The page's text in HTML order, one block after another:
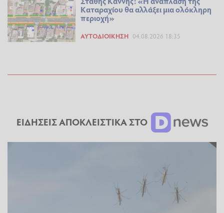
Καταραχίου θα αλλάξει μια ολόκληρη
περιοχή»
ΑΥΤΟΔΙΟΊΚΗΣΗ 04.08.2026 18:35
ΕΙΔΗΣΕΙΣ ΑΠΟΚΛΕΙΣΤΙΚΑ ΣΤΟ